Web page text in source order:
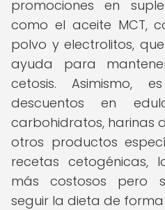
promociones en
como el aceite MCT,
polvo y electrolitos,
ayuda para
cetosis. Asimismo,
descuentos en
carbohidratos, harinas
otros productos
recetas cetogénicas,
más costosos pero
seguir la dieta de